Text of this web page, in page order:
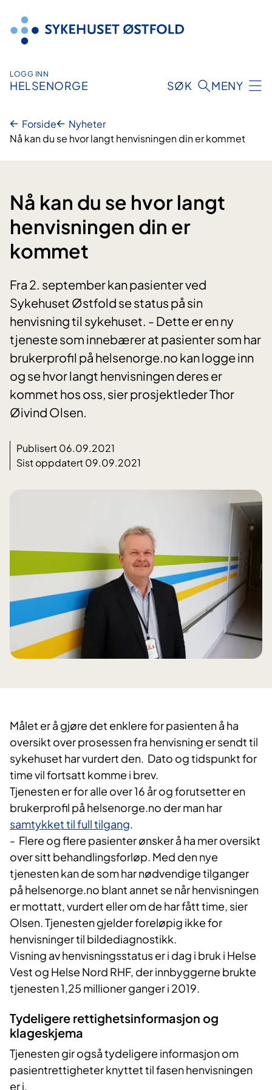
innhold
LOGG INN
HELSENORGE SØK MENY
Forside
Nyheter
Nå kan du se hvor langt henvisningen din er kommet
Nå kan du se hvor langt
henvisningen din er
kommet
Fra 2. september kan pasienter ved
Sykehuset Østfold se status på sin
henvisning til sykehuset. - Dette er en ny
tjeneste som innebærer at pasienter som har
brukerprofil på helsenorge.no kan logge inn
og se hvor langt henvisningen deres er
kommet hos oss, sier prosjektleder Thor
Øivind Olsen.
Publisert 06.09.2021
Sist oppdatert 09.09.2021
Målet er å gjøre det enklere for pasienten å ha
oversikt over prosessen fra henvisning er sendt til
sykehuset har vurdert den. Dato og tidspunkt for
time vil fortsatt komme i brev.
Tjenesten er for alle over 16 år og forutsetter en
brukerprofil på helsenorge.no der man har
samtykket til full tilgang.
- Flere og flere pasienter ønsker å ha mer oversikt
over sitt behandlingsforløp. Med den nye
tjenesten kan de som har nødvendige tilganger
på helsenorge.no blant annet se når henvisningen
er mottatt, vurdert eller om de har fått time, sier
Olsen. Tjenesten gjelder foreløpig ikke for
henvisninger til bildediagnostikk.
Visning av henvisningsstatus er i dag i bruk i Helse
Vest og Helse Nord RHF, der innbyggerne brukte
tjenesten 1,25 millioner ganger i 2019.
Tydeligere rettighetsinformasjon og
klageskjema
Tjenesten gir også tydeligere informasjon om
pasientrettigheter knyttet til fasen henvisningen
er i.